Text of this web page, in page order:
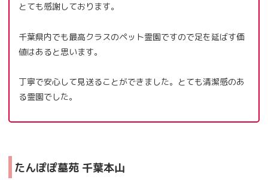
とても感謝しております。
千葉県内でも最高クラスのペット霊園ですので足を延ばす価
値はあると思います。
丁寧で安心して見送ることができました。とても清潔感のあ
る霊園でした。
たんぽぽ墓苑 千葉本山